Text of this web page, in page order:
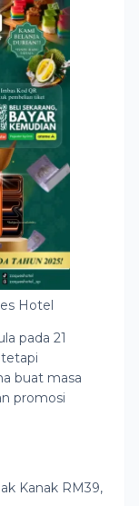
Hotel
pada 21
buat masa
promosi
Kanak RM39,